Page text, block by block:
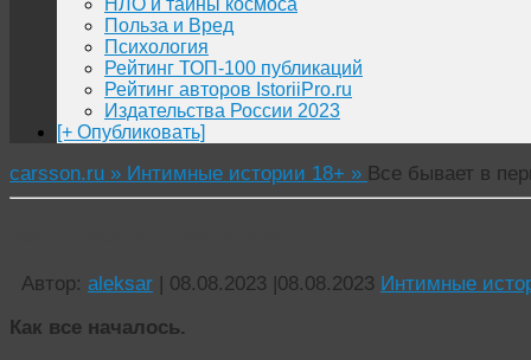
НЛО и тайны космоса
Польза и Вред
Психология
Рейтинг ТОП-100 публикаций
Рейтинг авторов IstoriiPro.ru
Издательства России 2023
[+ Опубликовать]
carsson.ru » Интимные истории 18+ » Все бывает в
Автор: aleksar | 08.08.2023 |08.08.2023 Интимные
Как все началось.